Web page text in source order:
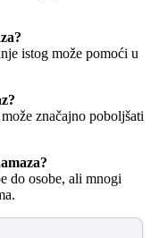
istog može pomoći u
značajno poboljšati
do osobe, ali mnogi